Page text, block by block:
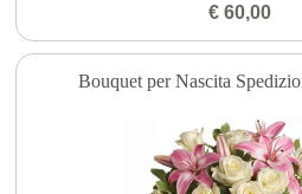
€ 60,00
Bouquet per Nascita